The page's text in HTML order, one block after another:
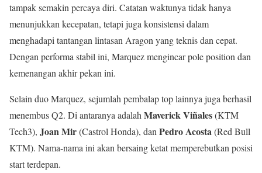
tampak semakin percaya diri. Catatan waktunya tidak hanya
menunjukkan kecepatan, tetapi juga konsistensi dalam
menghadapi tantangan lintasan Aragon yang teknis dan cepat.
Dengan performa stabil ini, Marquez mengincar pole position dan
kemenangan akhir pekan ini.
Selain duo Marquez, sejumlah pembalap top lainnya juga berhasil
menembus Q2. Di antaranya adalah Maverick Viñales(KTM
Tech3), Joan Mir(Castrol Honda), dan Pedro Acosta (Red Bull
KTM). Nama-nama ini akan bersaing ketat memperebutkan posisi
start terdepan.